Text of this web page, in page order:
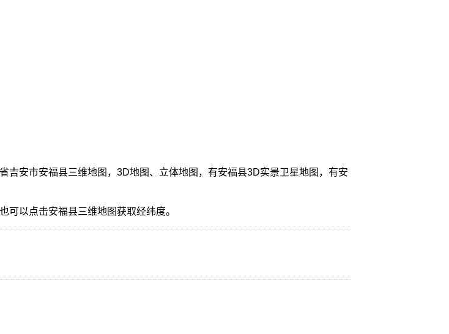
吉安市安福县三维地图，3D地图、立体地图，有安福县3D实景卫星地图，有安
可以点击安福县三维地图获取经纬度。